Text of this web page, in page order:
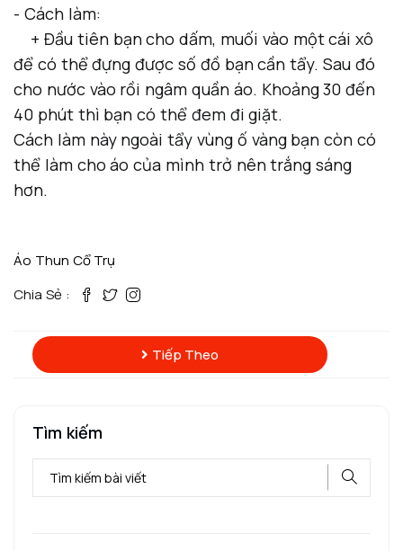
- Cách làm:
+ Đầu tiên bạn cho dấm, muối vào một cái xô
để có thể đựng được số đồ bạn cần tẩy. Sau đó
cho nước vào rồi ngâm quần áo. Khoảng 30 đến
40 phút thì bạn có thể đem đi giặt.
Cách làm này ngoài tẩy vùng ố vàng bạn còn có
thể làm cho áo của mình trở nên trắng sáng
hơn.
Áo Thun Cổ Trụ
Chia Sẻ :
Tiếp Theo
Tìm kiếm